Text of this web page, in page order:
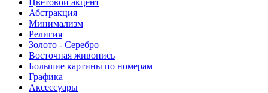
Абстракция
Минимализм
Религия
Золото - Серебро
Восточная живопись
Большие картины по номерам
Графика
Аксессуары